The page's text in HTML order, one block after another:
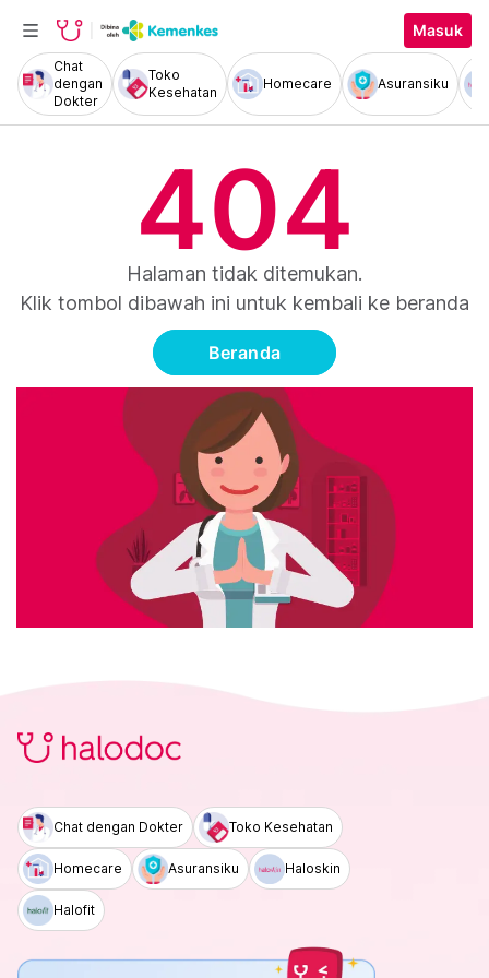
Masuk
Chat
dengan
Dokter
Toko
Kesehatan
Homecare Asuransiku
404
Halaman tidak ditemukan.
Klik tombol dibawah ini untuk kembali ke beranda
Beranda
Chat dengan Dokter Toko Kesehatan
Homecare Asuransiku Haloskin
Halofit